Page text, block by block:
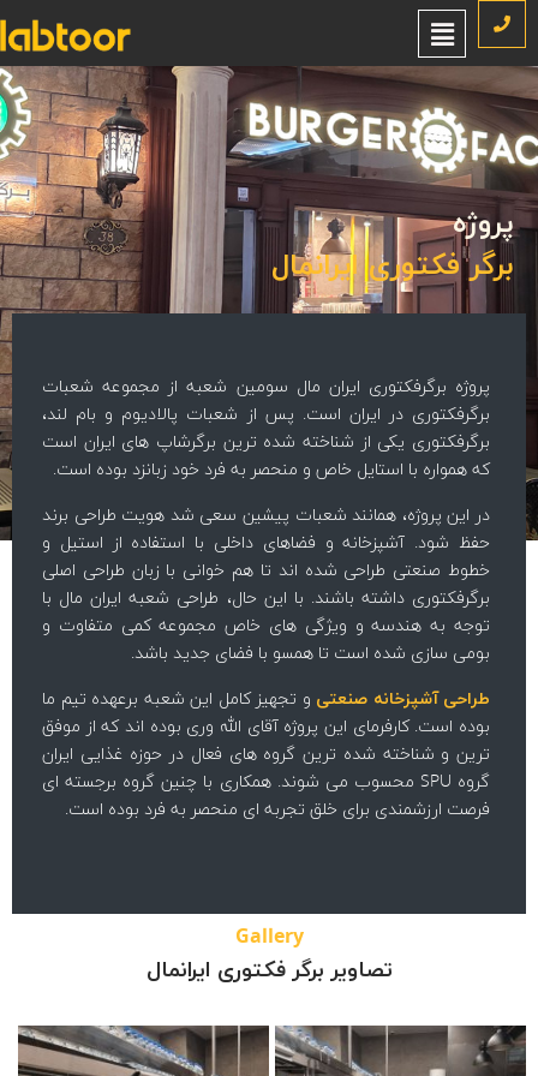
فکتوری ایرانمال
پروژه برگرفکتوری ایران مال سومین شعبه از مجموعه شعبات
برگرفکتوری در ایران است. پس از شعبات پالادیوم و بام لند،
برگرفکتوری یکی از شناخته شده ترین برگرشاپ های ایران است
که همواره با استایل خاص و منحصر به فرد خود زبانزد بوده است.
در این پروژه، همانند شعبات پیشین سعی شد هویت طراحی برند
حفظ شود. آشپزخانه و فضاهای داخلی با استفاده از استیل و
خطوط صنعتی طراحی شده اند تا هم خوانی با زبان طراحی اصلی
برگرفکتوری داشته باشند. با این حال، طراحی شعبه ایران مال با
توجه به هندسه و ویژگی های خاص مجموعه کمی متفاوت و
بومی سازی شده است تا همسو با فضای جدید باشد.
طراحی آشپزخانه صنعتیو تجهیز کامل این شعبه برعهده تیم ما
بوده است. کارفرمای این پروژه آقای الله وری بوده اند که از موفق
ترین و شناخته شده ترین گروه های فعال در حوزه غذایی ایران
گروه SPU محسوب می شوند. همکاری با چنین گروه برجسته ای
فرصت ارزشمندی برای خلق تجربه ای منحصر به فرد بوده است.
Gallery
تصاویر برگر فکتوری ایرانمال
راه اندازی آشپزخانه
برگر فکتوری ایرانمال